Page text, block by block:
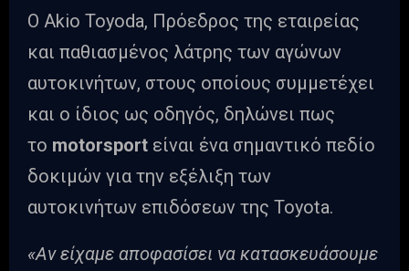
Ο Akio Toyoda, Πρόεδρος της εταιρείας
και παθιασμένος λάτρης των αγώνων
αυτοκινήτων, στους οποίους συμμετέχει
και ο ίδιος ως οδηγός, δηλώνει πως
το motorsport είναι ένα σημαντικό πεδίο
δοκιμών για την εξέλιξη των
αυτοκινήτων επιδόσεων της Toyota.
«Αν είχαμε αποφασίσει να κατασκευάσουμε